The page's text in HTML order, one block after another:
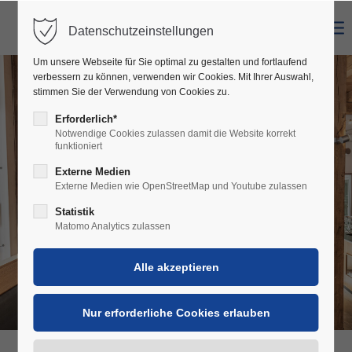
Login
Benutzername
Anmelden
Support
IN VINO VERITAS
Im Wein liegt die Wahrheit.
Datenschutzeinstellungen
Um unsere Webseite für Sie optimal zu gestalten und fortlaufend
verbessern zu können, verwenden wir Cookies. Mit Ihrer Auswahl,
stimmen Sie der Verwendung von Cookies zu.
Erforderlich*
Notwendige Cookies zulassen damit die Website korrekt
funktioniert
Externe Medien
Externe Medien wie OpenStreetMap und Youtube zulassen
Statistik
Matomo Analytics zulassen